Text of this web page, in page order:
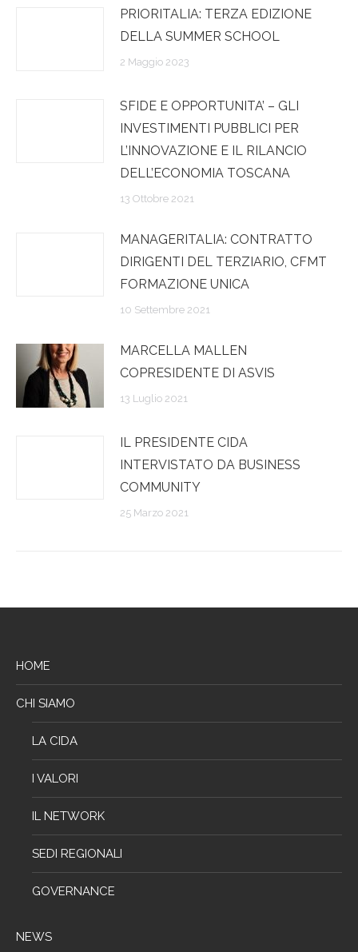
PRIORITALIA: TERZA EDIZIONE
DELLA SUMMER SCHOOL
2 Maggio 2023
SFIDE E OPPORTUNITA’ – GLI
INVESTIMENTI PUBBLICI PER
L’INNOVAZIONE E IL RILANCIO
DELL’ECONOMIA TOSCANA
13 Ottobre 2021
MANAGERITALIA: CONTRATTO
DIRIGENTI DEL TERZIARIO, CFMT
FORMAZIONE UNICA
10 Settembre 2021
MARCELLA MALLEN
COPRESIDENTE DI ASVIS
13 Luglio 2021
IL PRESIDENTE CIDA
INTERVISTATO DA BUSINESS
COMMUNITY
25 Marzo 2021
HOME
CHI SIAMO
LA CIDA
I VALORI
IL NETWORK
SEDI REGIONALI
GOVERNANCE
NEWS